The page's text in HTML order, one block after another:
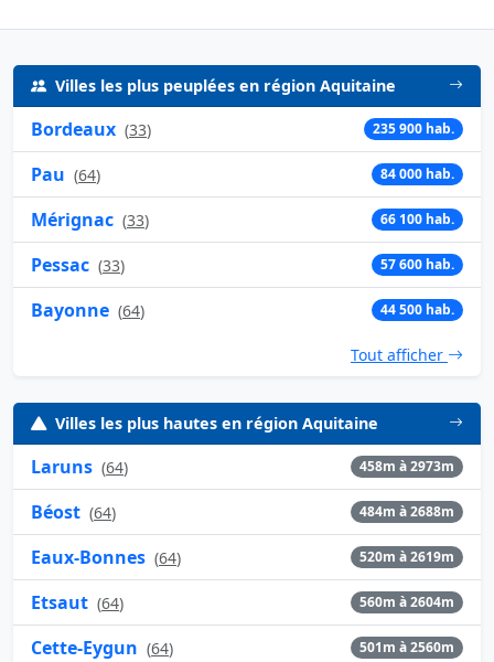
Villes les plus peuplées en région Aquitaine
Bordeaux (33) 235 900 hab.
Pau (64) 84 000 hab.
Mérignac (33) 66 100 hab.
Pessac (33) 57 600 hab.
Bayonne (64) 44 500 hab.
Tout afficher
Villes les plus hautes en région Aquitaine
Laruns (64) 458m à 2973m
Béost (64) 484m à 2688m
Eaux-Bonnes (64) 520m à 2619m
Etsaut (64) 560m à 2604m
Cette-Eygun (64) 501m à 2560m